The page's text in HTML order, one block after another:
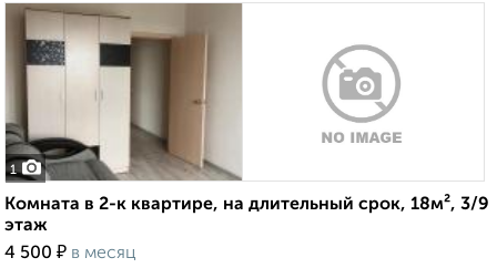
1
Комната в 2-к квартире, на длительный срок, 18м², 3/9
этаж
4 500 ₽ в месяц